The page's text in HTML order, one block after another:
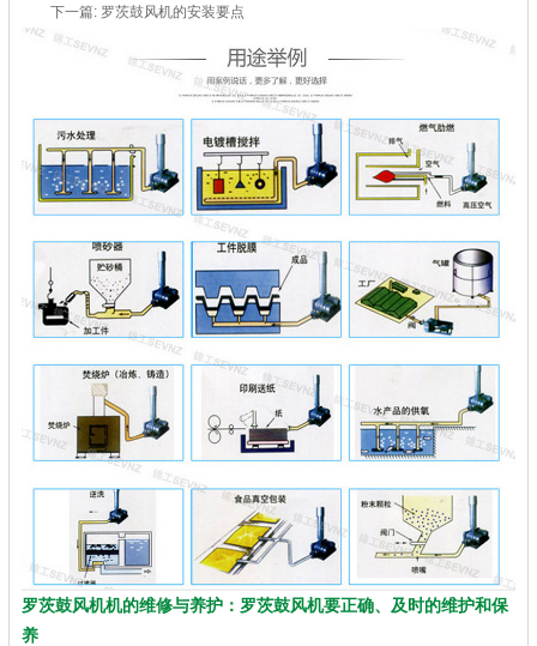
下一篇: 罗茨鼓风机的安装要点
罗茨鼓风机机的维修与养护：罗茨鼓风机要正确、及时的维护和保
养